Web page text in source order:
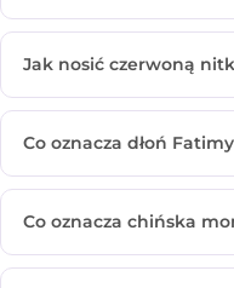
Jak nosić czerwoną
Co oznacza dłoń
Co oznacza chińska